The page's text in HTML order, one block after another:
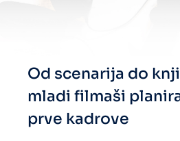
Od scenarija do
mladi filmaši
prve kadrove